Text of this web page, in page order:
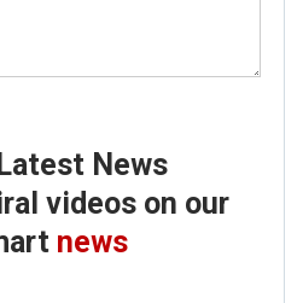
News
videos on our
news